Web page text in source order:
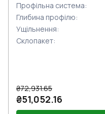
Профільна система:
Глибина профілю:
Ущільнення:
Склопакет:
₴72,931.65
₴51,052.16